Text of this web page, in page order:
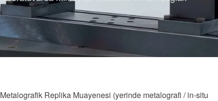
Metalografik Replika Muayenesi (yerinde metalografi / in-situ